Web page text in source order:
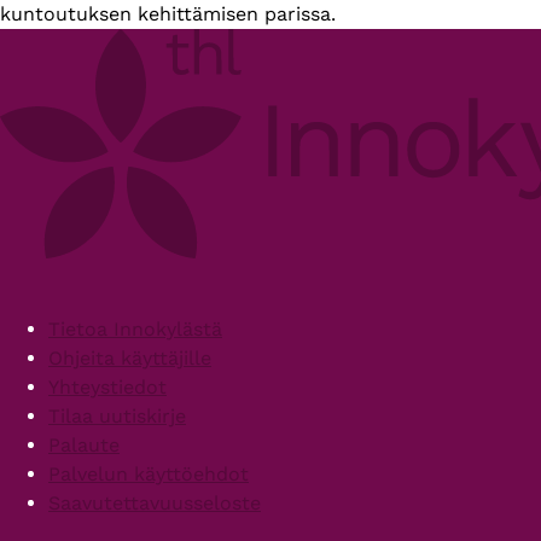
kuntoutuksen kehittämisen parissa.
FooterTietoa Innokylästä
Ohjeita käyttäjille
Yhteystiedot
Tilaa uutiskirje
Palaute
Palvelun käyttöehdot
Saavutettavuusseloste